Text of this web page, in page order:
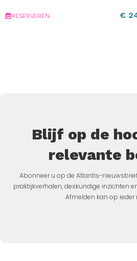
RESERVEREN €
Blijf op de
relevante
Abonneer u op de Atlantis-
praktijkverhalen, deskundige inzichten
Afmelden kan op ieder